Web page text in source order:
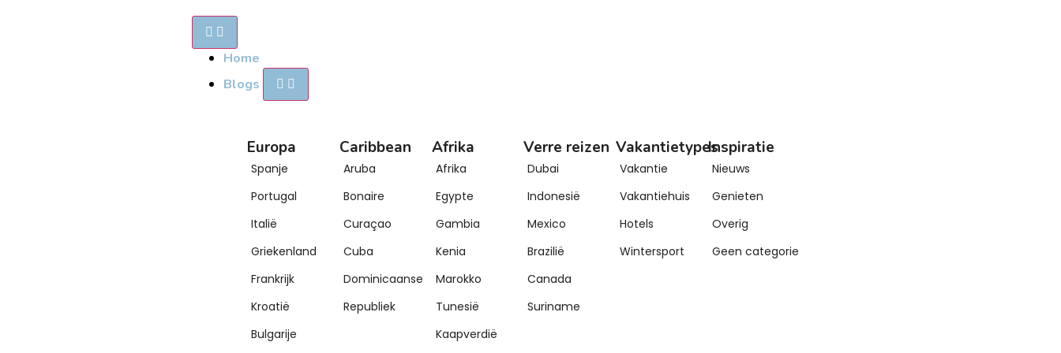
Home
Blogs
Europa
Spanje
Portugal
Italië
Griekenland
Frankrijk
Kroatië
Bulgarije
Caribbean
Aruba
Bonaire
Curaçao
Cuba
Dominicaanse
Republiek
Afrika
Afrika
Egypte
Gambia
Kenia
Marokko
Tunesië
Kaapverdië
Verre reizen
Dubai
Indonesië
Mexico
Brazilië
Canada
Suriname
Vakantietypes
Vakantie
Vakantiehuis
Hotels
Wintersport
Inspiratie
Nieuws
Genieten
Overig
Geen categorie